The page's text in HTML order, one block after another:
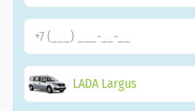
LADA Largus